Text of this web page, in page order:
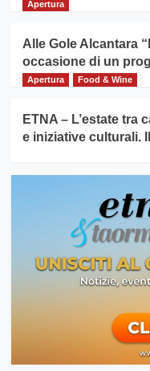
Apertura
Alle Gole Alcantara
occasione di un
Apertura Food & Wine
ETNA – L’estate tra
e iniziative culturali.